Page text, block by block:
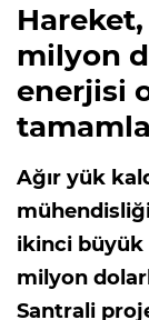
milyon
enerjisi
Ağır yük
ikinci büyük
milyon
Santrali